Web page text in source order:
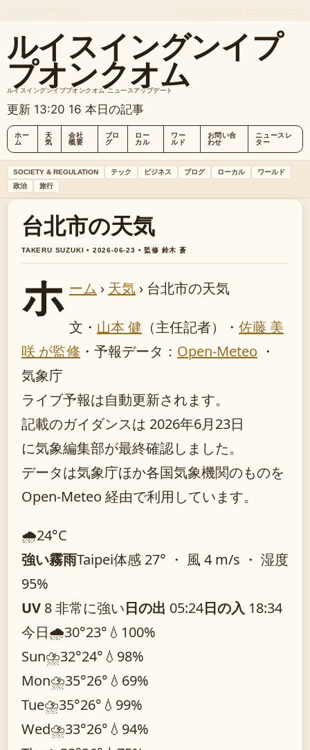
ルイスイングンイプ
プオンクオム
ルイスイングンイププオンクオム ニュースアップデート
更新 13:20 16 本日の記事
ホー
ム
天
気
会社
概要
ブロ
グ
ロー
カル
ワー
ルド
お問い合
わせ
ニュースレ
ター
SOCIETY & REGULATION テック ビジネス ブログ ローカル
ワールド
政治
旅行
台北市の天気
TAKERU SUZUKI • 2026-06-23 • 監修 鈴木 蒼
ホ ーム › 天気 › 台北市の天気
文・ 山本 健 （主任記者） ・ 佐藤 美
咲 が監修 ・ 予報データ： Open-Meteo ・
気象庁
ライブ予報は自動更新されます。
記載のガイダンスは 2026年6月23日
に気象編集部が最終確認しました。
データは気象庁ほか各国気象機関のものを
Open-Meteo 経由で利用しています。
🌧️24°C
強い霧雨Taipei体感 27° ・ 風 4 m/s ・ 湿度
95%
UV 8 非常に強い日の出 05:24日の入 18:34
今日🌧️30°23° 💧100%
Sun⛈️32°24° 💧98%
Mon⛈️35°26° 💧69%
Tue⛈️35°26° 💧99%
Wed⛈️33°26° 💧94%